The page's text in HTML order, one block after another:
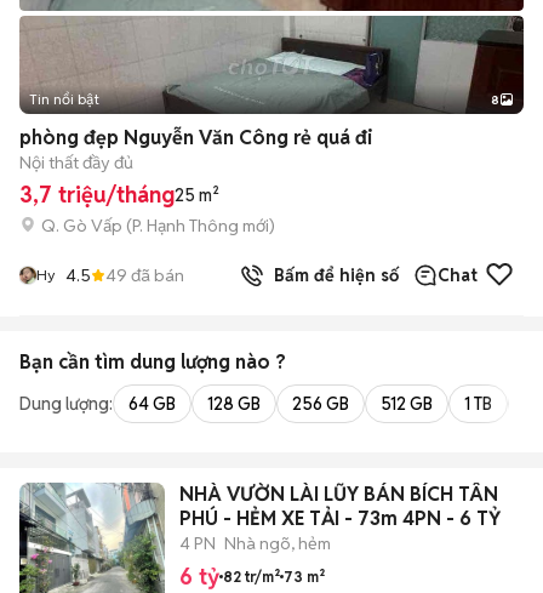
+2
Tin nổi bật 8
phòng đẹp Nguyễn Văn Công rẻ quá đi
Nội thất đầy đủ
3,7 triệu/tháng25 m²
Q. Gò Vấp (P. Hạnh Thông mới)
Hy 4.5 49 đã bán Bấm để hiện số Chat
Bạn cần tìm dung lượng nào ?
Dung lượng: 64 GB 128 GB 256 GB 512 GB 1 TB
NHÀ VƯỜN LÀI LŨY BÁN BÍCH TÂN
PHÚ - HẺM XE TẢI - 73m 4PN - 6 TỶ
4 PN Nhà ngõ, hẻm
6 tỷ 82 tr/m² 73 m²